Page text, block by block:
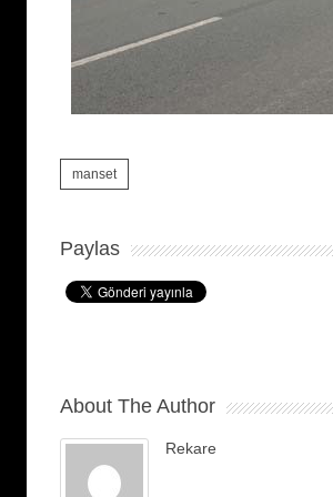
manset
Paylas
About The Author
Rekare